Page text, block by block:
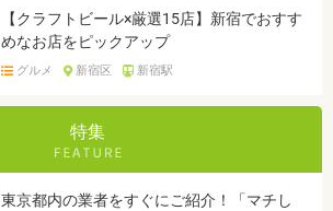
【クラフトビール×厳選15店】新宿でおすす
めなお店をピックアップ
グルメ 新宿区 新宿駅
特集
東京都内の業者をすぐにご紹介！「マチし